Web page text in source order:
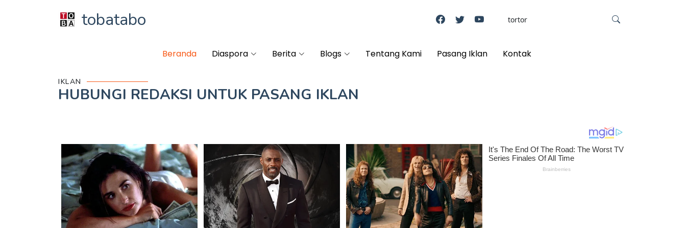
tobatabo
Beranda Diaspora Berita Blogs Tentang Kami Pasang Iklan Kontak
IKLAN
HUBUNGI REDAKSI UNTUK PASANG IKLAN